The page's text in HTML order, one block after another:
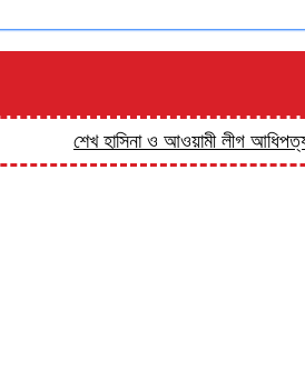
শেখ হাসিনা ও আওয়ামী লীগ আধিপত্যবাদী